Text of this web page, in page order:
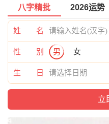
八字精批 2026运势
姓 名
性 别 男 女
生 日